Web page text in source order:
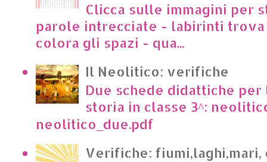
Clicca sulle immagini per
parole intrecciate - labirinti
colora gli spazi - qua...
Il Neolitico: verifiche
Due schede didattiche
storia in classe 3^:
neolitico_due.pdf
Verifiche: fiumi,laghi,mari,